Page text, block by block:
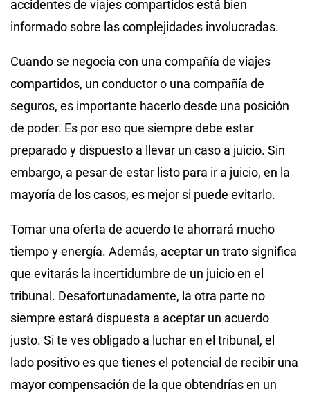
accidentes de viajes compartidos está bien
informado sobre las complejidades involucradas.
Cuando se negocia con una compañía de viajes
compartidos, un conductor o una compañía de
seguros, es importante hacerlo desde una posición
de poder. Es por eso que siempre debe estar
preparado y dispuesto a llevar un caso a juicio. Sin
embargo, a pesar de estar listo para ir a juicio, en la
mayoría de los casos, es mejor si puede evitarlo.
Tomar una oferta de acuerdo te ahorrará mucho
tiempo y energía. Además, aceptar un trato significa
que evitarás la incertidumbre de un juicio en el
tribunal. Desafortunadamente, la otra parte no
siempre estará dispuesta a aceptar un acuerdo
justo. Si te ves obligado a luchar en el tribunal, el
lado positivo es que tienes el potencial de recibir una
mayor compensación de la que obtendrías en un